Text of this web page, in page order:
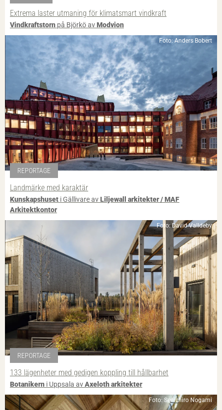
Extrema laster utmaning för klimatsmart vindkraft
Vindkraftstorn på Björkö avModvion
Foto: Anders Bobert
REPORTAGE
Landmärke med karaktär
Kunskapshuset i Gällivare avLiljewall arkitekter / MAF
Arkitektkontor
Foto: David Valldeby
REPORTAGE
133 lägenheter med gedigen koppling till hållbarhet
Botanikern i Uppsala avAxeloth arkitekter
Foto: Senichiro Nogami